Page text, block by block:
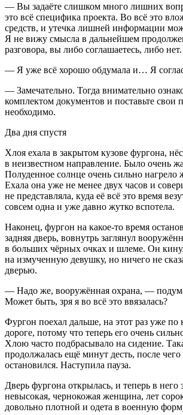
— Вы задаёте слишком много лишних
это всё специфика проекта. Во всё это
средств, и утечка лишней информации
Я не вижу смысла в дальнейшем
разговора, вы либо соглашаетесь, либо нет.
— Я уже всё хорошо обдумала и… Я
— Замечательно. Тогда внимательно
комплектом документов и поставьте свои
необходимо.
Два дня спустя
Хлоя ехала в закрытом кузове фургона,
в неизвестном направление. Было очень
Полуденное солнце очень сильно нагрело
Ехала она уже не менее двух часов и
не представляла, куда её всё это время
совсем одна и уже давно жутко вспотела.
Наконец, фургон на какое-то время
задняя дверь, вовнутрь заглянул
в больших чёрных очках и шлеме. Он
на измученную девушку, но ничего не
дверью.
— Надо же, вооружённая охрана, —
Может быть, зря я во всё это ввязалась?
Фургон поехал дальше, на этот раз уже по
дороге, потому что теперь его очень
Хлою часто подбрасывало на сидение.
продолжалась ещё минут десть, после
остановился. Наступила пауза.
Дверь фургона открылась, и теперь в него
невысокая, чернокожая женщина, лет
довольно плотной и одета в военную